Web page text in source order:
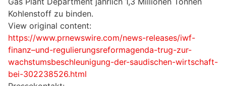
Kohlenstoff zu binden.
View original content:
https://www.prnewswire.com/news-releases/iwf-
finanz–und-regulierungsreformagenda-trug-zur-
wachstumsbeschleunigung-der-saudischen-wirtschaft-
bei-302238526.html